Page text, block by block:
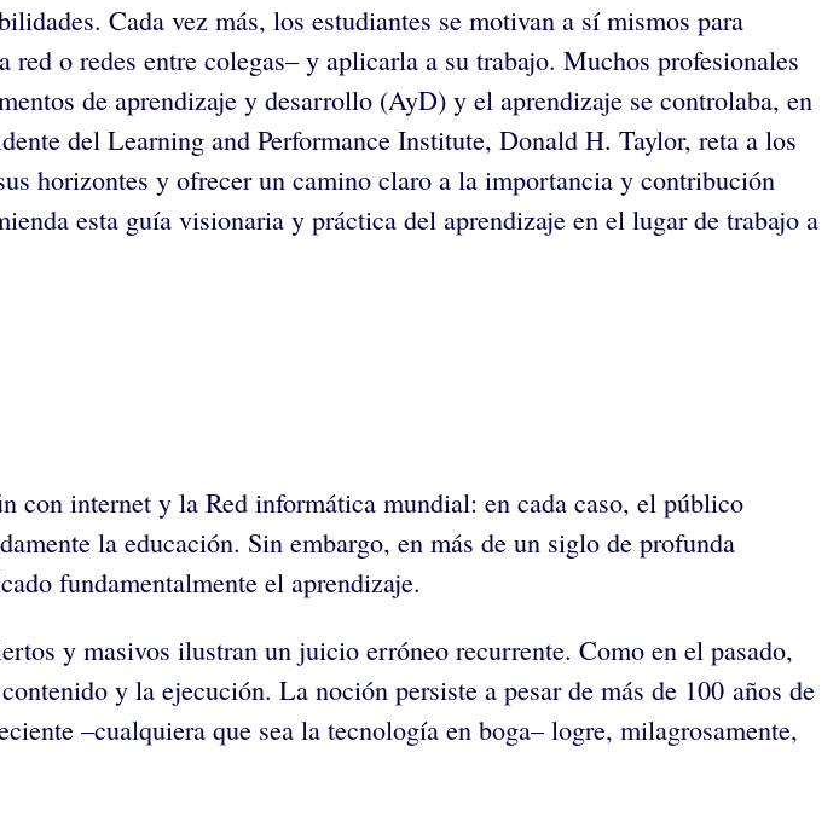
Cada vez más, los estudiantes se motivan a sí mismos para
o redes entre colegas– y aplicarla a su trabajo. Muchos profesionales
de aprendizaje y desarrollo (AyD) y el aprendizaje se controlaba, en
del Learning and Performance Institute, Donald H. Taylor, reta a los
horizontes y ofrecer un camino claro a la importancia y contribución
esta guía visionaria y práctica del aprendizaje en el lugar de trabajo a
con internet y la Red informática mundial: en cada caso, el público
la educación. Sin embargo, en más de un siglo de profunda
fundamentalmente el aprendizaje.
y masivos ilustran un juicio erróneo recurrente. Como en el pasado,
y la ejecución. La noción persiste a pesar de más de 100 años de
–cualquiera que sea la tecnología en boga– logre, milagrosamente,